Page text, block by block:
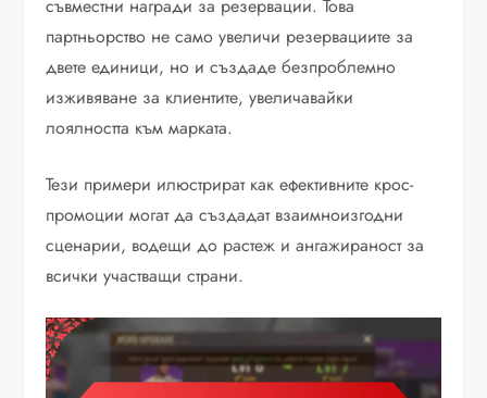
съвместни награди за резервации. Това
партньорство не само увеличи резервациите за
двете единици, но и създаде безпроблемно
изживяване за клиентите, увеличавайки
лоялността към марката.
Тези примери илюстрират как ефективните крос-
промоции могат да създадат взаимноизгодни
сценарии, водещи до растеж и ангажираност за
всички участващи страни.